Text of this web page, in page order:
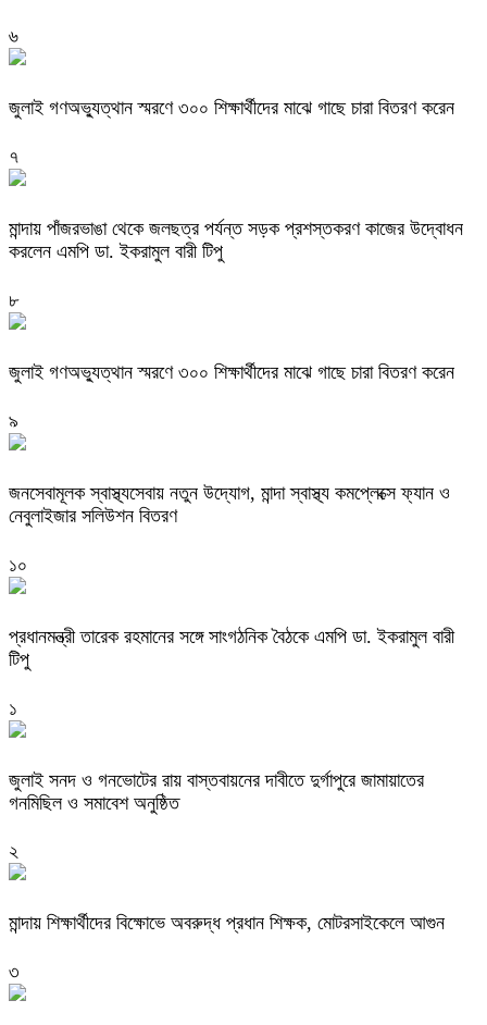
৬
জুলাই গণঅভ্যুত্থান স্মরণে ৩০০ শিক্ষার্থীদের মাঝে গাছে চারা বিতরণ করেন
৭
মান্দায় পাঁজরভাঙা থেকে জলছত্র পর্যন্ত সড়ক প্রশস্তকরণ কাজের উদ্বোধন
করলেন এমপি ডা. ইকরামুল বারী টিপু
৮
জুলাই গণঅভ্যুত্থান স্মরণে ৩০০ শিক্ষার্থীদের মাঝে গাছে চারা বিতরণ করেন
৯
জনসেবামূলক স্বাস্থ্যসেবায় নতুন উদ্যোগ, মান্দা স্বাস্থ্য কমপ্লেক্সে ফ্যান ও
নেবুলাইজার সলিউশন বিতরণ
১০
প্রধানমন্ত্রী তারেক রহমানের সঙ্গে সাংগঠনিক বৈঠকে এমপি ডা. ইকরামুল বারী
টিপু
১
জুলাই সনদ ও গনভোটের রায় বাস্তবায়নের দাবীতে দুর্গাপুরে জামায়াতের
গনমিছিল ও সমাবেশ অনুষ্ঠিত
২
মান্দায় শিক্ষার্থীদের বিক্ষোভে অবরুদ্ধ প্রধান শিক্ষক, মোটরসাইকেলে আগুন
৩